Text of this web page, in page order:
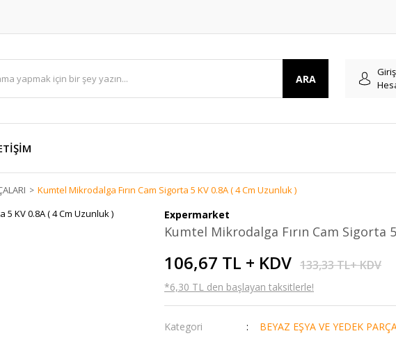
ARA
Kumtel Mikrodalga Fırın Cam Sigorta 5 KV 0.8A ( 4 Cm Uzunluk )
Expermarket
Kumtel Mikrodalga Fırın Cam Sigorta
106,67 TL + KDV 133,33 TL+ KDV
*6,30 TL den başlayan taksitlerle!
Kategori BEYAZ EŞYA VE YEDEK